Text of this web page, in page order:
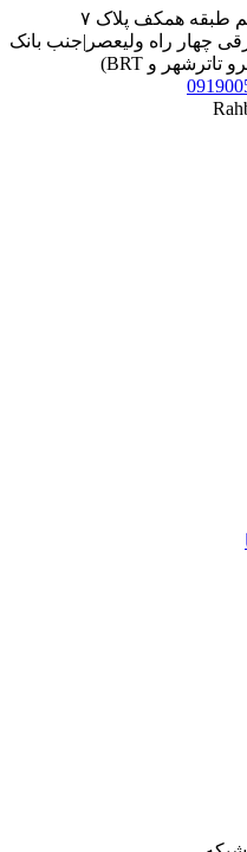
تهران، چهار راه ولیعصر پاساژ ابریشم طبقه همکف پلاک ۷
چهار راه ولیعصر|جنب بانک